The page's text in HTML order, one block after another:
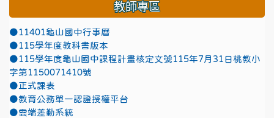
教師專區
●11401龜山國中行事曆
●115學年度教科書版本
●115學年度龜山國中課程計畫核定文號115年7月31日桃教小
字第1150071410號
●正式課表
●教育公務單一認證授權平台
●雲端差勤系統